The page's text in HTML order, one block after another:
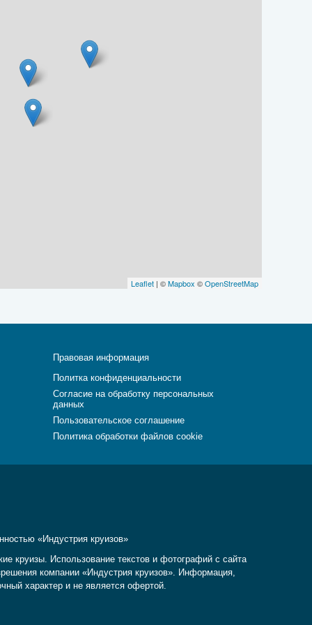
Leaflet | ©Mapbox ©OpenStreetMap
Правовая информация
Политка конфиденциальности
Согласие на обработку персональных
данных
Пользовательское соглашение
Политика обработки файлов cookie
«Индустрия круизов»
круизы. Использование текстов и фотографий с сайта
компании «Индустрия круизов». Информация,
характер и не является офертой.